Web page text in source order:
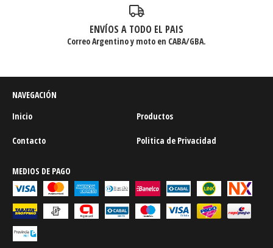
ENVÍOS A TODO EL PAIS
Correo Argentino y moto en CABA/GBA.
NAVEGACIÓN
Inicio
Productos
Contacto Politica de Privacidad
MEDIOS DE PAGO